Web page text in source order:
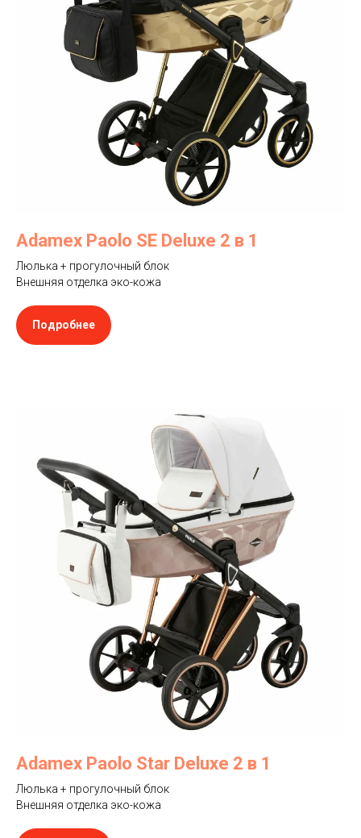
Adamex Paolo SE Deluxe 2 в 1
Люлька + прогулочный блок
Внешняя отделка эко-кожа
Подробнее
Adamex Paolo Star Deluxe 2 в 1
Люлька + прогулочный блок
Внешняя отделка эко-кожа